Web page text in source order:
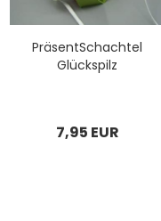
Prä­sent­Schach­tel
Glücks­pilz
7,95 EUR